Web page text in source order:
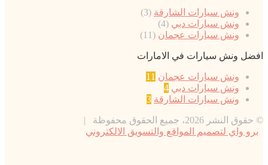
ونش سيارات الشارقة (3)
ونش سيارات دبي (4)
ونش سيارات عجمان (11)
افضل ونش سيارات في الامارات
ونش سيارات عجمان 11
ونش سيارات دبي 4
ونش سيارات الشارقة 3
© حقوق النشر 2026، جميع الحقوق محفوظة |
برو واي لتصميم المواقع والتسويق الالكتروني